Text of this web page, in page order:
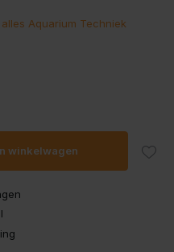
alles Aquarium Techniek
winkelwagen